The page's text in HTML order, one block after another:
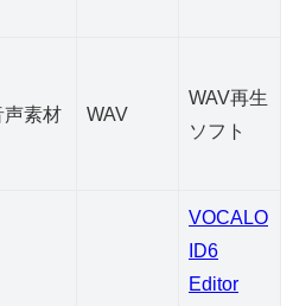
声素材 WAV
WAV再生
ソフト
VOCALO
ID6
Editor